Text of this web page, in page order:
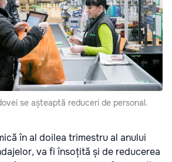
se așteaptă reduceri de personal.
în al doilea trimestru al anului
va fi însoțită și de reducerea